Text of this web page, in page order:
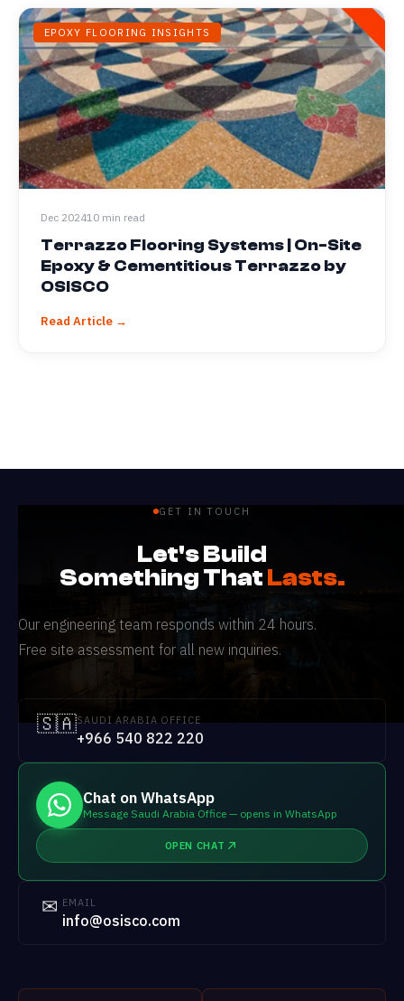
EPOXY FLOORING INSIGHTS
Dec 202410 min read
Terrazzo Flooring Systems | On-Site
Epoxy & Cementitious Terrazzo by
OSISCO
Read Article →
GET IN TOUCH
Let's Build
Something ThatLasts.
Our engineering team responds within 24 hours.
Free site assessment for all new inquiries.
🇸🇦SAUDI ARABIA OFFICE
+966 540 822 220
Chat on WhatsApp
Message Saudi Arabia Office — opens in WhatsApp
OPEN CHAT
✉ EMAIL
info@osisco.com